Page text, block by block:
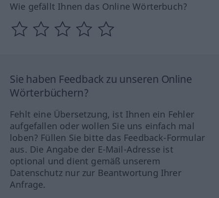
Wie gefällt Ihnen das Online Wörterbuch?
Sie haben Feedback zu unseren Online
Wörterbüchern?
Fehlt eine Übersetzung, ist Ihnen ein Fehler
aufgefallen oder wollen Sie uns einfach mal
loben? Füllen Sie bitte das Feedback-Formular
aus. Die Angabe der E-Mail-Adresse ist
optional und dient gemäß unserem
Datenschutz nur zur Beantwortung Ihrer
Anfrage.